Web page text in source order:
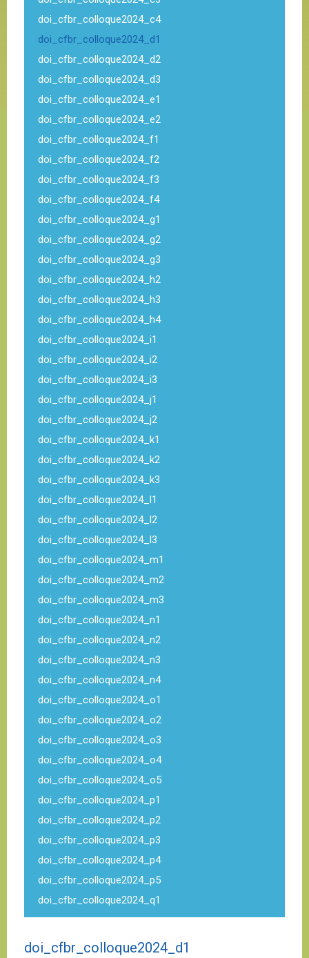
doi_cfbr_colloque2024_c4
doi_cfbr_colloque2024_d1
doi_cfbr_colloque2024_d2
doi_cfbr_colloque2024_d3
doi_cfbr_colloque2024_e1
doi_cfbr_colloque2024_e2
doi_cfbr_colloque2024_f1
doi_cfbr_colloque2024_f2
doi_cfbr_colloque2024_f3
doi_cfbr_colloque2024_f4
doi_cfbr_colloque2024_g1
doi_cfbr_colloque2024_g2
doi_cfbr_colloque2024_g3
doi_cfbr_colloque2024_h2
doi_cfbr_colloque2024_h3
doi_cfbr_colloque2024_h4
doi_cfbr_colloque2024_i1
doi_cfbr_colloque2024_i2
doi_cfbr_colloque2024_i3
doi_cfbr_colloque2024_j1
doi_cfbr_colloque2024_j2
doi_cfbr_colloque2024_k1
doi_cfbr_colloque2024_k2
doi_cfbr_colloque2024_k3
doi_cfbr_colloque2024_l1
doi_cfbr_colloque2024_l2
doi_cfbr_colloque2024_l3
doi_cfbr_colloque2024_m1
doi_cfbr_colloque2024_m2
doi_cfbr_colloque2024_m3
doi_cfbr_colloque2024_n1
doi_cfbr_colloque2024_n2
doi_cfbr_colloque2024_n3
doi_cfbr_colloque2024_n4
doi_cfbr_colloque2024_o1
doi_cfbr_colloque2024_o2
doi_cfbr_colloque2024_o3
doi_cfbr_colloque2024_o4
doi_cfbr_colloque2024_o5
doi_cfbr_colloque2024_p1
doi_cfbr_colloque2024_p2
doi_cfbr_colloque2024_p3
doi_cfbr_colloque2024_p4
doi_cfbr_colloque2024_p5
doi_cfbr_colloque2024_q1
doi_cfbr_colloque2024_d1